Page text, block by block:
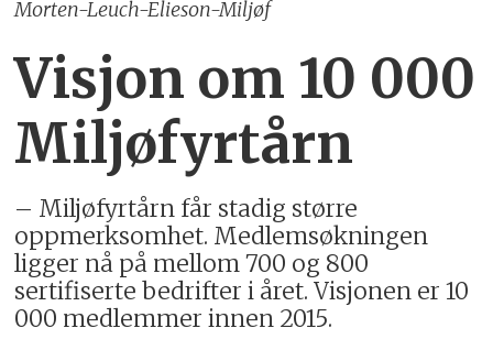
Morten-Leuch-Elieson-Miljøf
Visjon om 10 000
Miljøfyrtårn
– Miljøfyrtårn får stadig større
oppmerksomhet. Medlemsøkningen
ligger nå på mellom 700 og 800
sertifiserte bedrifter i året. Visjonen er 10
000 medlemmer innen 2015.